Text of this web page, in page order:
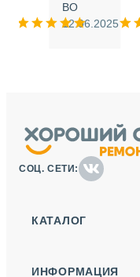
ВО
12.06.2025
СОЦ. СЕТИ:
КАТАЛОГ
ИНФОРМАЦИЯ